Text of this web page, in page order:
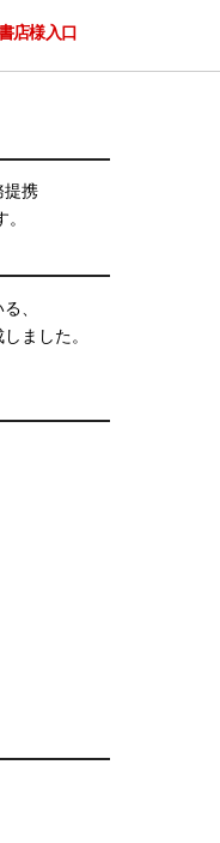
店様入口
提携
、
ました。